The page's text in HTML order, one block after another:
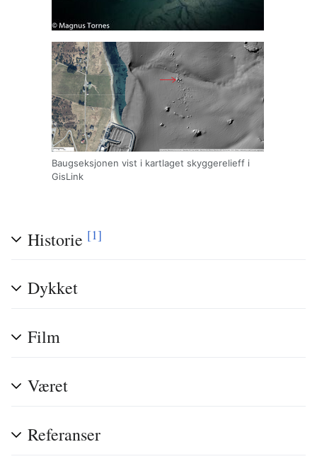
Baugseksjonen vist i kartlaget skyggerelieff i
GisLink
Historie [1]
Dykket
Film
Været
Referanser